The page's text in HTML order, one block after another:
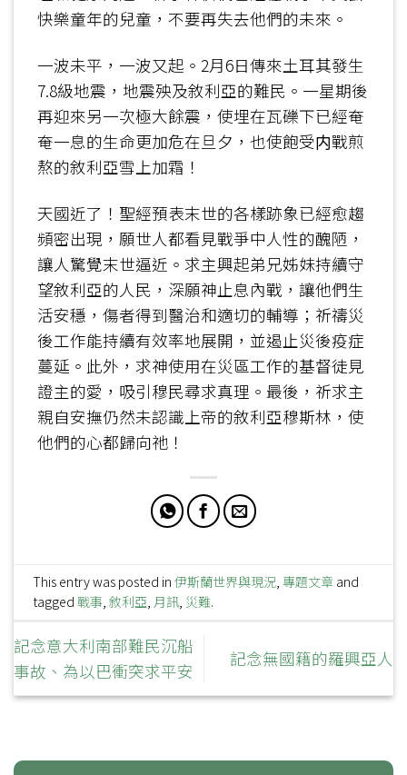
快樂童年的兒童，不要再失去他們的未來。
一波未平，一波又起。2月6日傳來土耳其發生
7.8級地震，地震殃及敘利亞的難民。一星期後
再迎來另一次極大餘震，使埋在瓦礫下已經奄
奄一息的生命更加危在旦夕，也使飽受内戰煎
熬的敘利亞雪上加霜！
天國近了！聖經預表末世的各樣跡象已經愈趨
頻密出現，願世人都看見戰爭中人性的醜陋，
讓人驚覺末世逼近。求主興起弟兄姊妹持續守
望敘利亞的人民，深願神止息內戰，讓他們生
活安穩，傷者得到醫治和適切的輔導；祈禱災
後工作能持續有效率地展開，並遏止災後疫症
蔓延。此外，求神使用在災區工作的基督徒見
證主的愛，吸引穆民尋求真理。最後，祈求主
親自安撫仍然未認識上帝的敘利亞穆斯林，使
他們的心都歸向祂！
This entry was posted in伊斯蘭世界與現況,專題文章 and
tagged戰事,敘利亞, 月訊, 災難.
記念意大利南部難民沉船
事故、為以巴衝突求平安
記念無國籍的羅興亞人